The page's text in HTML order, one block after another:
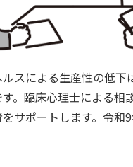
スによる生産性の低下
。臨床心理士による相
サポートします。令和